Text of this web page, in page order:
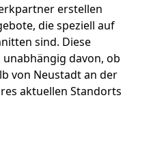
erstellen
die speziell auf
sind. Diese
davon, ob
von Neustadt an der
aktuellen Standorts